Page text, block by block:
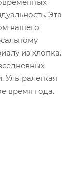
Эта
вашего
из хлопка.
Ультралегкая
время года.